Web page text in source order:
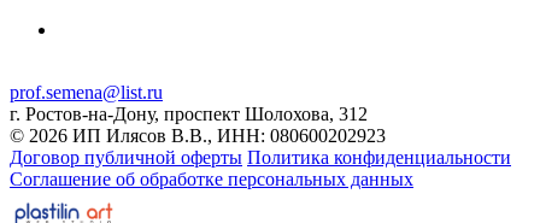
prof.semena@list.ru
г. Ростов-на-Дону, проспект Шолохова, 312
© 2026 ИП Илясов В.В., ИНН: 080600202923
Договор публичной оферты Политика конфиденциальности
Соглашение об обработке персональных данных